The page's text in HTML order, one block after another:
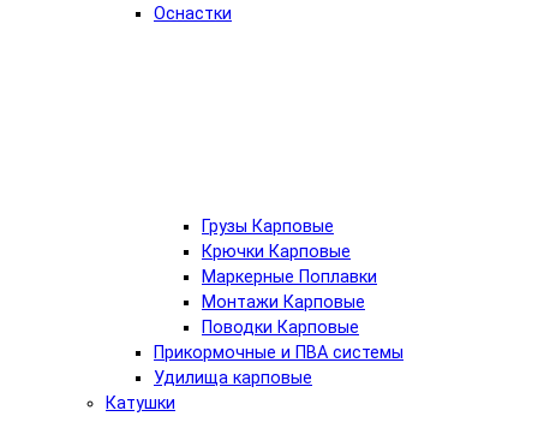
Оснастки
Грузы Карповые
Крючки Карповые
Маркерные Поплавки
Монтажи Карповые
Поводки Карповые
Прикормочные и ПВА системы
Удилища карповые
Катушки